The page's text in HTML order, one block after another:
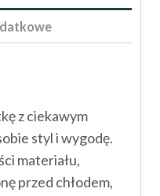
z ciekawym
styl i wygodę.
materiału,
przed chłodem,